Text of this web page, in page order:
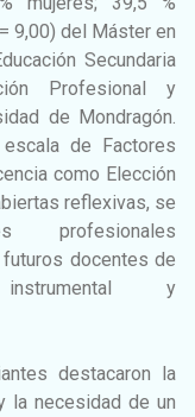
9,00) del Máster en
Secundaria
Profesional y
de Mondragón.
de Factores
como Elección
reflexivas, se
profesionales
docentes de
instrumental y
destacaron la
la necesidad de un